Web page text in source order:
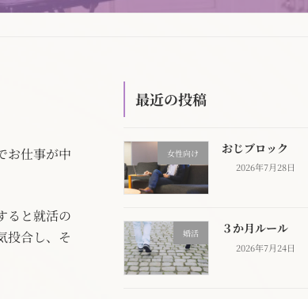
お仕事が中
ると就活の
投合し、そ
最近の投稿
女性向け おじブロック
2026年7月28日
婚活 ３か月ルール
2026年7月24日